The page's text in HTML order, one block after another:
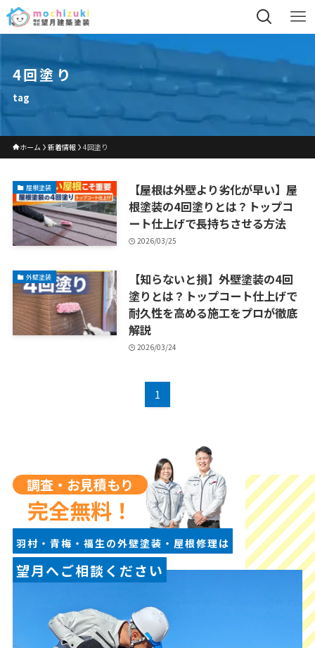
4回塗り
tag
ホーム 新着情報 4回塗り
屋根塗装
【屋根は外壁より劣化が早い】屋
根塗装の4回塗りとは？トップコ
ート仕上げで長持ちさせる方法
2026/03/25
外壁塗装
【知らないと損】外壁塗装の4回
塗りとは？トップコート仕上げで
耐久性を高める施工をプロが徹底
解説
2026/03/24
1
調査・お見積もり
完全無料！
羽村・青梅・福生の外壁塗装・屋根修理は
望月へご相談ください